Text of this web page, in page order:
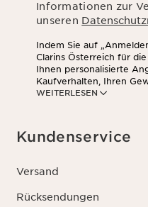
Informationen zur
unseren
WEITERLESEN
Indem Sie auf
Clarins Österreich für
Ihnen personalisierte
Kaufverhalten, Ihren
sozialen Netzwerken
Kundenservice
Versand
Rücksendungen